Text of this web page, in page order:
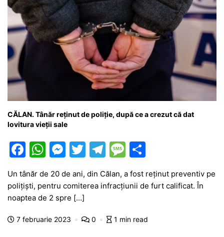
CĂLAN. Tânăr reținut de poliție, după ce a crezut că dat
lovitura vieții sale
F
c
e
b
W
at
s
A
M
s
s
e
T
w
itt
T
e
a
m
M
e
s
a
ar
ta
a
Un tânăr de 20 de ani, din Călan, a fost reţinut preventiv pe
poliţişti, pentru comiterea infracțiunii de furt calificat. În
noaptea de 2 spre […]
7 februarie 2023 0 1 min read